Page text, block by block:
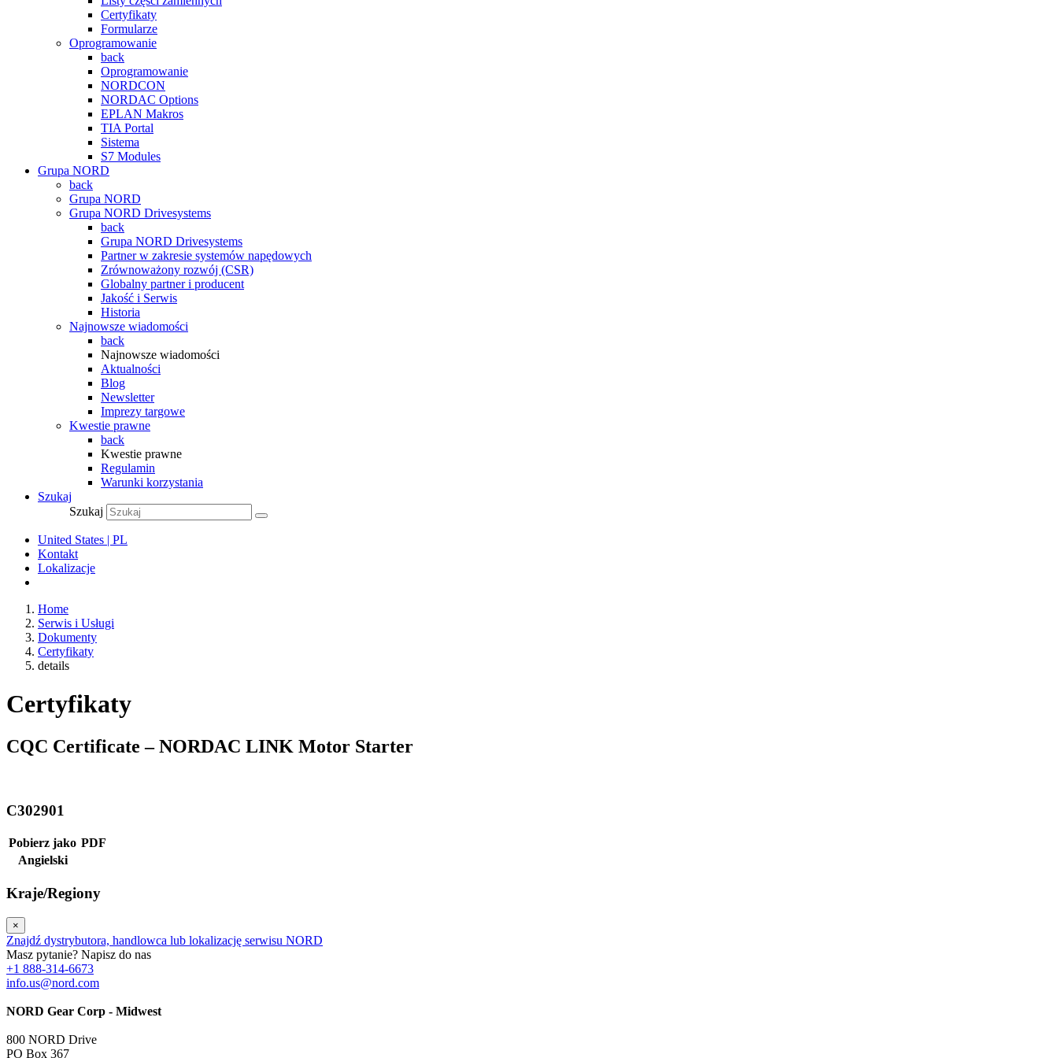
Certyfikaty
Formularze
Oprogramowanie
back
Oprogramowanie
NORDCON
NORDAC Options
EPLAN Makros
TIA Portal
Sistema
S7 Modules
Grupa NORD
back
Grupa NORD
Grupa NORD Drivesystems
back
Grupa NORD Drivesystems
Partner w zakresie systemów napędowych
Zrównoważony rozwój (CSR)
Globalny partner i producent
Jakość i Serwis
Historia
Najnowsze wiadomości
back
Najnowsze wiadomości
Aktualności
Blog
Newsletter
Imprezy targowe
Kwestie prawne
back
Kwestie prawne
Regulamin
Warunki korzystania
Szukaj
Szukaj
United States | PL
Kontakt
Lokalizacje
Home
Serwis i Usługi
Dokumenty
Certyfikaty
details
Certyfikaty
CQC Certificate – NORDAC LINK Motor Starter
C302901
Pobierz jako PDF
Angielski
Kraje/Regiony
×
Znajdź dystrybutora, handlowca lub lokalizację serwisu NORD
Masz pytanie? Napisz do nas
+1 888-314-6673
info.us@nord.com
NORD Gear Corp - Midwest
800 NORD Drive
PO Box 367